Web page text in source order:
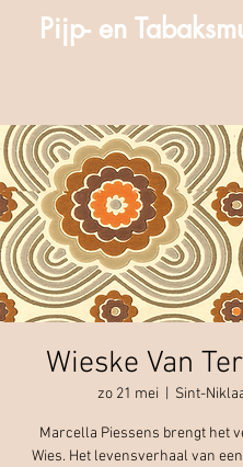
Pijp- en
Wieske Van
zo 21 mei Sint-
Marcella Piessens brengt het
Wies. Het levensverhaal van